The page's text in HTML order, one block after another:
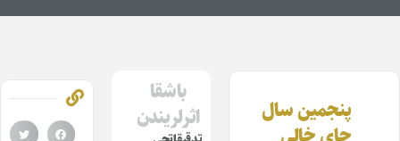
پنجمین سال
باشقا
اثرلریندن